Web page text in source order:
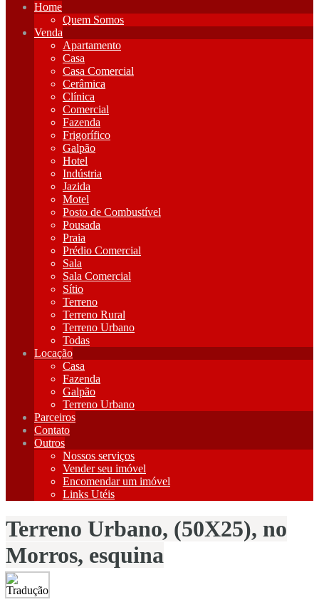
Home
Quem Somos
Venda
Apartamento
Casa
Casa Comercial
Cerâmica
Clínica
Comercial
Fazenda
Frigorífico
Galpão
Hotel
Indústria
Jazida
Motel
Posto de Combustível
Pousada
Praia
Prédio Comercial
Sala
Sala Comercial
Sítio
Terreno
Terreno Rural
Terreno Urbano
Todas
Locação
Casa
Fazenda
Galpão
Terreno Urbano
Parceiros
Contato
Outros
Nossos serviços
Vender seu imóvel
Encomendar um imóvel
Links Utéis
Terreno Urbano, (50X25), no
Morros, esquina